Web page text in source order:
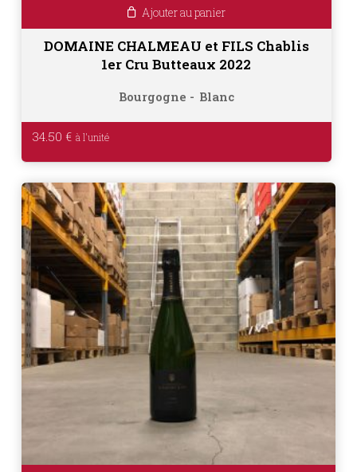
Ajouter au panier
DOMAINE CHALMEAU et FILS Chablis
1er Cru Butteaux 2022
Bourgogne Blanc
34.50 €